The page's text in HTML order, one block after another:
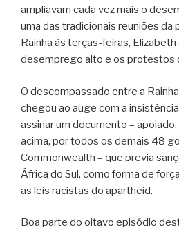
ampliavam cada vez mais o
uma das tradicionais reuniões da
Rainha às terças-feiras,
desemprego alto e os protestos
O descompassado entre a
chegou ao auge com a
assinar um documento –
acima, por todos os demais 48
Commonwealth – que previa
África do Sul, como forma de
as leis racistas do apartheid.
Boa parte do oitavo episódio